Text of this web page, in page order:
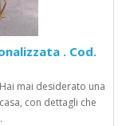
. Cod.
mai desiderato una
con dettagli che